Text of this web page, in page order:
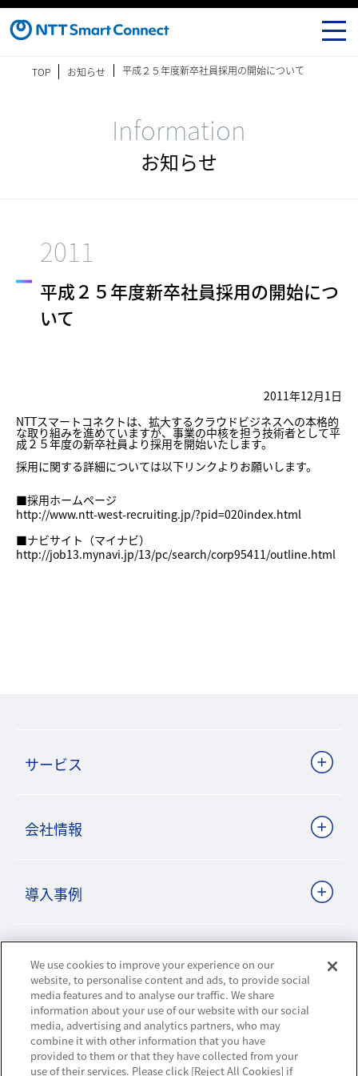
TOP お知らせ 平成２５年度新卒社員採用の開始について
Information
お知らせ
2011
平成２５年度新卒社員採用の開始につ
いて
2011年12月1日
NTTスマートコネクトは、拡大するクラウドビジネスへの本格的
な取り組みを進めていますが、事業の中核を担う技術者として平
成２５年度の新卒社員より採用を開始いたします。
採用に関する詳細については以下リンクよりお願いします。
■採用ホームページ
http://www.ntt-west-recruiting.jp/?pid=020index.html
■ナビサイト（マイナビ）
http://job13.mynavi.jp/13/pc/search/corp95411/outline.html
サービス
会社情報
導入事例
ビジネスパートナーサイト
ニュースリリース
お知らせ
We use cookies to improve your experience on our
website, to personalise content and ads, to provide social
media features and to analyse our traffic. We share
information about your use of our website with our social
media, advertising and analytics partners, who may
combine it with other information that you have
provided to them or that they have collected from your
use of their services. Please click [Reject All Cookies] if